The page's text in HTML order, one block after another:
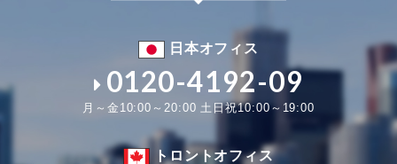
日本オフィス
0120-4192-09
月～金10:00～20:00 土日祝10:00～19:00
トロントオフィス